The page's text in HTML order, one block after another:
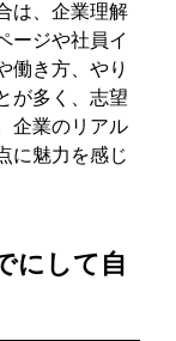
は、企業理解
ージや社員イ
働き方、やり
が多く、志望
企業のリアル
に魅力を感じ
にして自